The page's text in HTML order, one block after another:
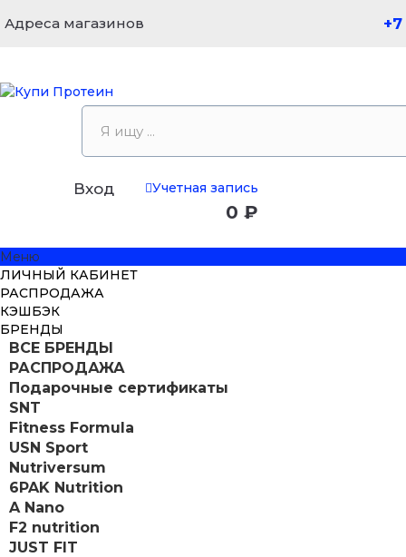
Адреса магазинов
Вход Учетная запись
0 ₽
Меню
ЛИЧНЫЙ КАБИНЕТ
РАСПРОДАЖА
КЭШБЭК
БРЕНДЫ
ВСЕ БРЕНДЫ
РАСПРОДАЖА
Подарочные сертификаты
SNT
Fitness Formula
USN Sport
Nutriversum
6PAK Nutrition
A Nano
F2 nutrition
JUST FIT